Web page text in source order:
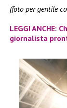
(foto per gentile
LEGGI ANCHE:
giornalista